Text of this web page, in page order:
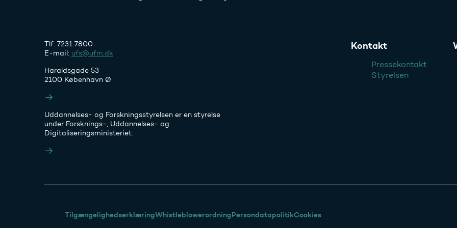
Tlf. 7231 7800
E-mail: ufs@ufm.dk
Haraldsgade 53
2100 København Ø
Uddannelses- og Forskningsstyrelsen er en styrelse
under Forsknings-, Uddannelses- og
Digitaliseringsministeriet:
Kontakt
Pressekontakt
Styrelsen
TilgængelighedserklæringWhistleblowerordningPersondatapolitikCookies